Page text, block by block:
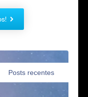
Posts recentes